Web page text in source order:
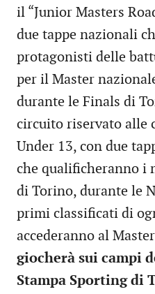
il “Junior Masters
due tappe nazionali
protagonisti delle
per il Master
durante le Finals di
circuito riservato alle
Under 13, con due
che qualificheranno i
di Torino, durante le
primi classificati di
accederanno al
giocherà sui campi
Stampa Sporting di